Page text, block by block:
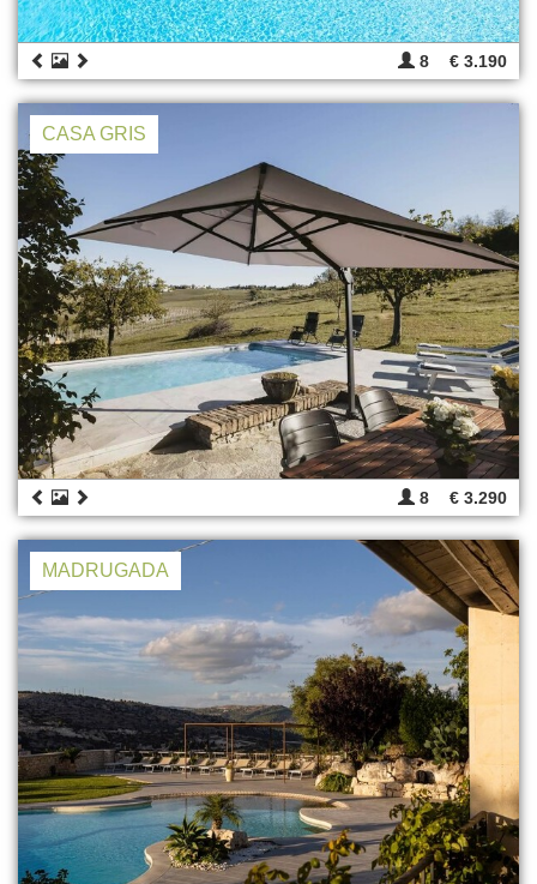
8 € 3.190
CASA GRIS
8 € 3.290
MADRUGADA